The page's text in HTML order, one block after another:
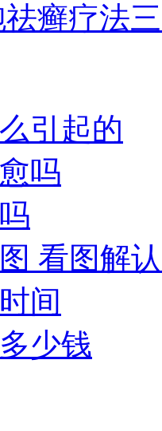
癣疗法
引起的
吗
看图解
间
少钱